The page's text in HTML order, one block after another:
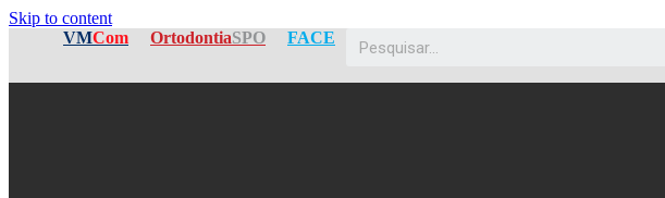
Skip to content
VMCom OrtodontiaSPO FACE